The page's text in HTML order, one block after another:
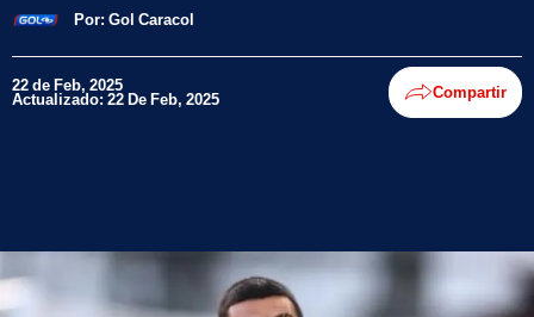
Por: Gol Caracol
22 de Feb, 2025
Actualizado: 22 De Feb, 2025 Compartir